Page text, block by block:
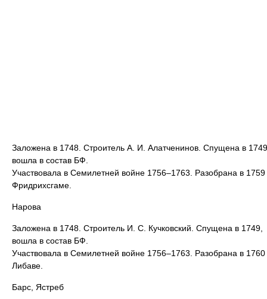
Заложена в 1748. Строитель А. И. Алатченинов. Спущена в
вошла в состав БФ.
Участвовала в Семилетней войне 1756–1763. Разобрана в 1759
Фридрихсгаме.
Нарова
Заложена в 1748. Строитель И. С. Кучковский. Спущена в 1749,
вошла в состав БФ.
Участвовала в Семилетней войне 1756–1763. Разобрана в 1760
Либаве.
Барс, Ястреб